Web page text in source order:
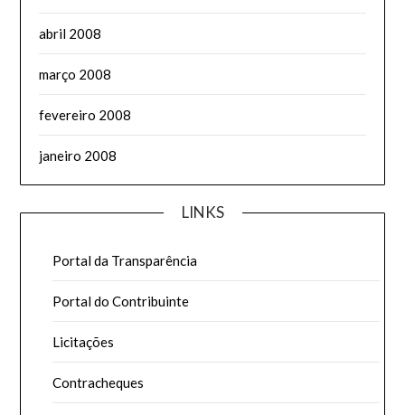
abril 2008
março 2008
fevereiro 2008
janeiro 2008
LINKS
Portal da Transparência
Portal do Contribuinte
Licitações
Contracheques